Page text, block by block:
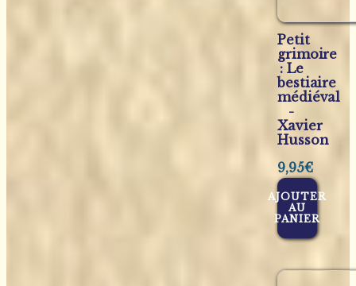
Petit
grimoire
: Le
bestiaire
médiéval
-
Xavier
Husson
9,95€
AJOUTER
AU
PANIER